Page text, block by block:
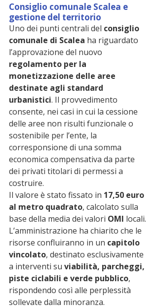
Consiglio comunale Scalea e
gestione del territorio
Uno dei punti centrali del consiglio
comunale di Scalea ha riguardato
l’approvazione del nuovo
regolamento per la
monetizzazione delle aree
destinate agli standard
urbanistici. Il provvedimento
consente, nei casi in cui la cessione
delle aree non risulti funzionale o
sostenibile per l’ente, la
corresponsione di una somma
economica compensativa da parte
dei privati titolari di permessi a
costruire.
Il valore è stato fissato in 17,50 euro
al metro quadrato, calcolato sulla
base della media dei valori OMI locali.
L’amministrazione ha chiarito che le
risorse confluiranno in un capitolo
vincolato, destinato esclusivamente
a interventi su viabilità, parcheggi,
piste ciclabili e verde pubblico,
rispondendo così alle perplessità
sollevate dalla minoranza.